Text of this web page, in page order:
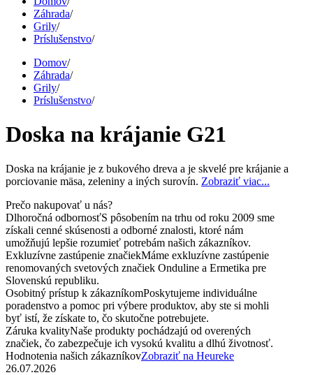
Záhrada/
Grily/
Príslušenstvo/
Domov/
Záhrada/
Grily/
Príslušenstvo/
Doska na krájanie G21
Doska na krájanie je z bukového dreva a je skvelé pre krájanie a
porciovanie mäsa, zeleniny a iných surovín. Zobraziť viac...
Prečo nakupovať u nás?
Dlhoročná odbornosťS pôsobením na trhu od roku 2009 sme
získali cenné skúsenosti a odborné znalosti, ktoré nám
umožňujú lepšie rozumieť potrebám našich zákazníkov.
Exkluzívne zastúpenie značiekMáme exkluzívne zastúpenie
renomovaných svetových značiek Onduline a Ermetika pre
Slovenskú republiku.
Osobitný prístup k zákazníkomPoskytujeme individuálne
poradenstvo a pomoc pri výbere produktov, aby ste si mohli
byť istí, že získate to, čo skutočne potrebujete.
Záruka kvalityNaše produkty pochádzajú od overených
značiek, čo zabezpečuje ich vysokú kvalitu a dlhú životnosť.
Hodnotenia našich zákazníkovZobraziť na Heureke
26.07.2026